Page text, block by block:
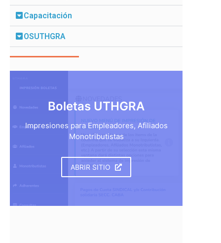
Capacitación
OSUTHGRA
Boletas UTHGRA
Impresiones para Empleadores, Afiliados
Monotributistas
ABRIR SITIO